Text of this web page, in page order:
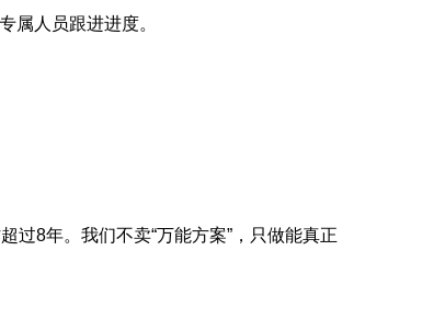
属人员跟进进度。
过8年。我们不卖“万能方案”，只做能真正